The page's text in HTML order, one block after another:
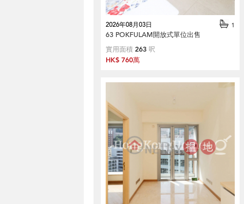
2026年08月03日 1
63 POKFULAM開放式單位出售
實用面積 263 呎
HK$ 760萬